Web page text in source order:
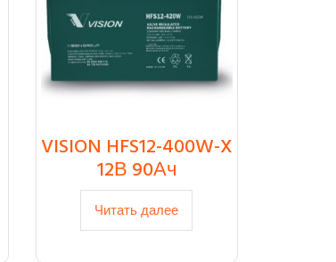
VISION HFS12-400W-X
12В 90Ач
Читать далее